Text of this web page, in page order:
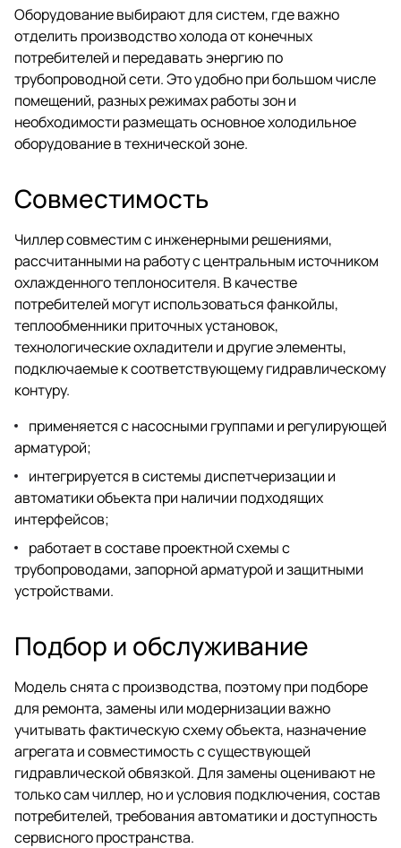
Оборудование выбирают для систем, где важно
отделить производство холода от конечных
потребителей и передавать энергию по
трубопроводной сети. Это удобно при большом числе
помещений, разных режимах работы зон и
необходимости размещать основное холодильное
оборудование в технической зоне.
Совместимость
Чиллер совместим с инженерными решениями,
рассчитанными на работу с центральным источником
охлажденного теплоносителя. В качестве
потребителей могут использоваться фанкойлы,
теплообменники приточных установок,
технологические охладители и другие элементы,
подключаемые к соответствующему гидравлическому
контуру.
применяется с насосными группами и регулирующей
арматурой;
интегрируется в системы диспетчеризации и
автоматики объекта при наличии подходящих
интерфейсов;
работает в составе проектной схемы с
трубопроводами, запорной арматурой и защитными
устройствами.
Подбор и обслуживание
Модель снята с производства, поэтому при подборе
для ремонта, замены или модернизации важно
учитывать фактическую схему объекта, назначение
агрегата и совместимость с существующей
гидравлической обвязкой. Для замены оценивают не
только сам чиллер, но и условия подключения, состав
потребителей, требования автоматики и доступность
сервисного пространства.